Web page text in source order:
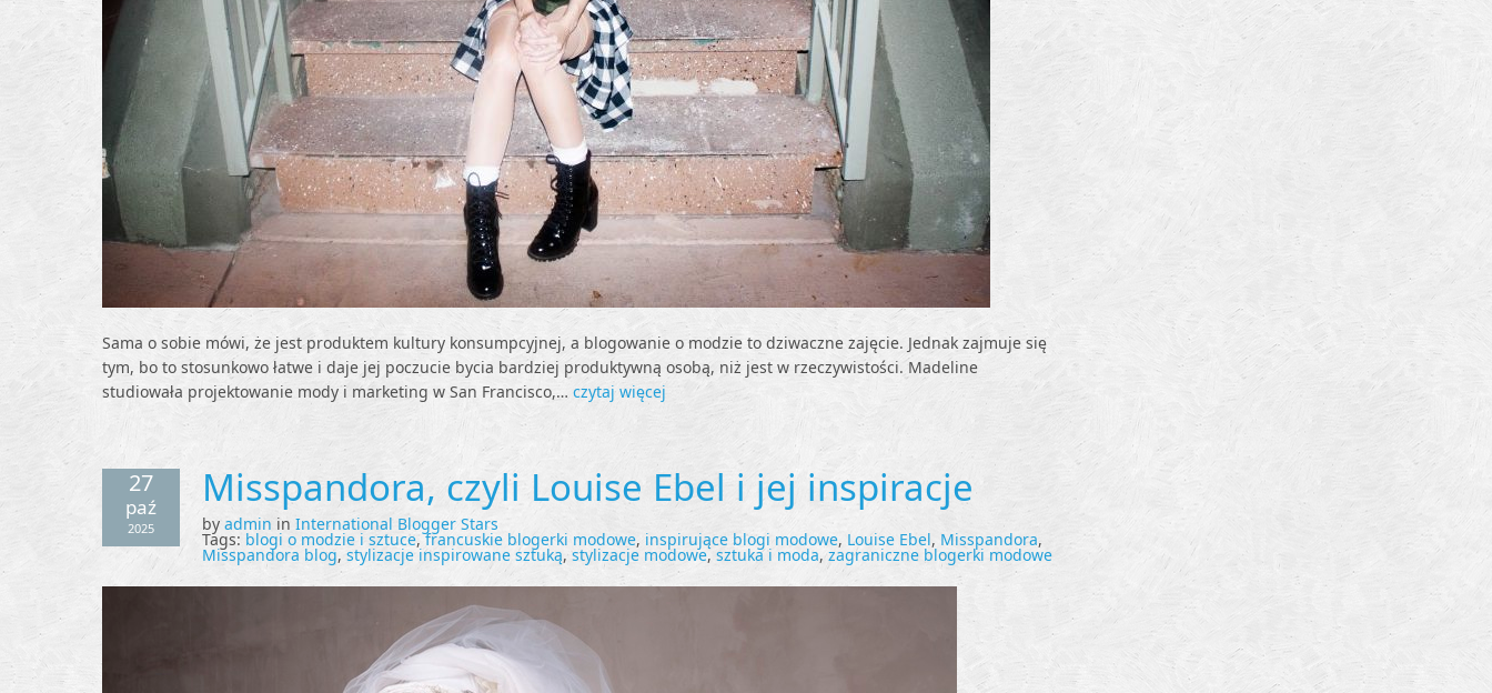
Sama o sobie mówi, że jest produktem kultury konsumpcyjnej, a blogowanie o modzie to dziwaczne zajęcie. Jednak zajmuje się
tym, bo to stosunkowo łatwe i daje jej poczucie bycia bardziej produktywną osobą, niż jest w rzeczywistości. Madeline
studiowała projektowanie mody i marketing w San Francisco,… czytaj więcej
27
paź
2025
Misspandora, czyli Louise Ebel i jej inspiracje
by admin in International Blogger Stars
Tags: blogi o modzie i sztuce,francuskie blogerki modowe, inspirujące blogi modowe, Louise Ebel, Misspandora,
Misspandora blog, stylizacje inspirowane sztuką,stylizacje modowe, sztuka i moda,zagraniczne blogerki modowe